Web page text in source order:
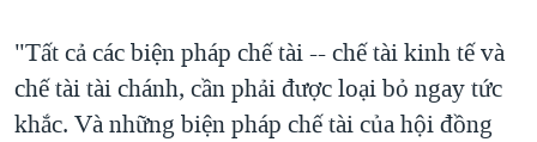
"Tất cả các biện pháp chế tài -- chế tài kinh tế và
chế tài tài chánh, cần phải được loại bỏ ngay tức
khắc. Và những biện pháp chế tài của hội đồng